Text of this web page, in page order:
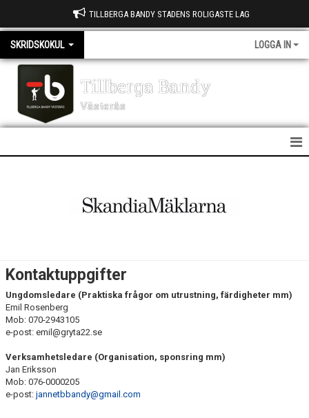
TILLBERGA BANDY STADENS ROLIGASTE LAG
SKRIDSKOKUL LOGGA IN
Tillberga Bandy
Västerås
BILDGALLERI
KONTAKT
Kontaktuppgifter
Ungdomsledare (Praktiska frågor om utrustning, färdigheter mm)
Emil Rosenberg
Mob: 070-2943105
e-post: emil@gryta22.se
Verksamhetsledare (Organisation, sponsring mm)
Jan Eriksson
Mob: 076-0000205
e-post: jannetbbandy@gmail.com